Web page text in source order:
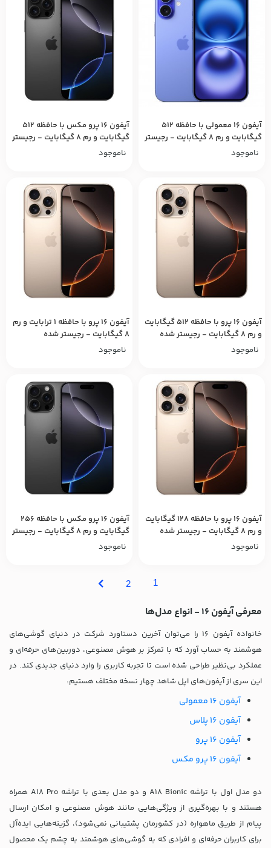
آیفون ۱۶ معمولی با حافظه ۵۱۲
گیگابایت و رم ۸ گیگابایت - رجیستر
شده
ناموجود
آیفون ۱۶ پرو مکس با حافظه ۵۱۲
گیگابایت و رم ۸ گیگابایت - رجیستر
شده
ناموجود
آیفون ۱۶ پرو با حافظه ۵۱۲ گیگابایت
و رم ۸ گیگابایت - رجیستر شده
ناموجود
آیفون ۱۶ پرو با حافظه ۱ ترابایت و رم
۸ گیگابایت - رجیستر شده
ناموجود
آیفون ۱۶ پرو با حافظه ۱۲۸ گیگابایت
و رم ۸ گیگابایت - رجیستر شده
ناموجود
آیفون ۱۶ پرو مکس با حافظه ۲۵۶
گیگابایت و رم ۸ گیگابایت - رجیستر
شده
ناموجود
1
2
معرفی آیفون 16 - انواع مدل‌ها
خانواده آیفون 16 را می‌توان آخرین دستاورد شرکت در دنیای گوشی‌های
هوشمند به حساب آورد که با تمرکز بر هوش مصنوعی، دوربین‌های حرفه‌ای و
عملکرد بی‌نظیر طراحی شده است تا تجربه کاربری را وارد دنیای جدیدی کند. در
این سری از آيفون‌های اپل شاهد چهار نسخه مختلف هستیم:
آیفون 16 معمولی
آیفون 16 پلاس
آیفون 16 پرو
آیفون 16 پرو مکس
دو مدل اول با تراشه A18 Bionic و دو مدل بعدی با تراشه A18 Pro همراه
هستند و با بهره‌گیری از ویژگی‌هایی مانند هوش مصنوعی و امکان ارسال
پیام از طریق ماهواره (در کشورمان پشتیبانی نمی‌شود)، گزینه‌هایی ایده‌آل
برای کاربران حرفه‌ای و افرادی که به گوشی‌های هوشمند به چشم یک محصول